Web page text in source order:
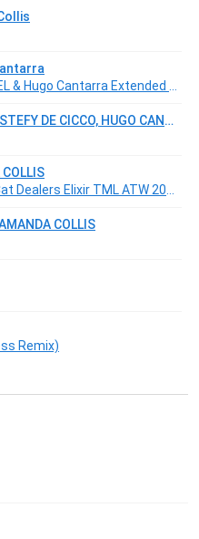
Look Into My Eyes (HUGEL & Hugo Cantarra Extended Remix)
HUGEL, NIKOL APATINI, STEFY DE CICCO, HUGO CANTARRA
Hypnotized (Played by Cat Dealers Elixir TML ATW 2021)
COLLIS
Remix)